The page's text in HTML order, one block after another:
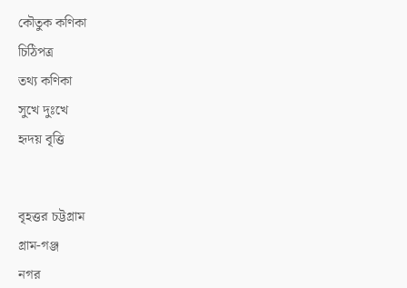
কৌতুক কণিকা
চিঠিপত্র
তথ্য কণিকা
সুখে দুঃখে
হৃদয় বৃত্তি
বৃহত্তর চট্টগ্রাম
গ্রাম-গঞ্জ
নগর